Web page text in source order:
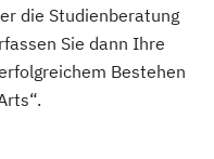
die Studienberatung
Sie dann Ihre
Bestehen